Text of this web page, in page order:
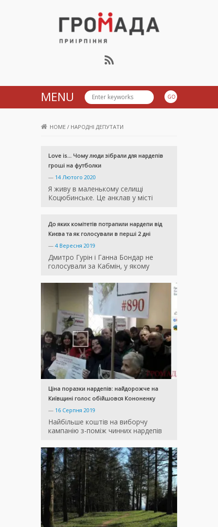
Громада Приірпіння
MENU
HOME / НАРОДНІ ДЕПУТАТИ
Love is… Чому люди зібрали для нардепів
гроші на футболки
— 14 Лютого 2020
Я живу в маленькому селищі
Коцюбинське. Це анклав у місті
До яких комітетів потрапили нардепи від
Києва та як голосували в перші 2 дні
— 4 Вересня 2019
Дмитро Гурін і Ганна Бондар не
голосували за Кабмін, у якому
Ціна поразки нардепів: найдорожче на
Київщині голос обійшовся Кононенку
— 16 Серпня 2019
Найбільше коштів на виборчу
кампанію з-поміж чинних нардепів